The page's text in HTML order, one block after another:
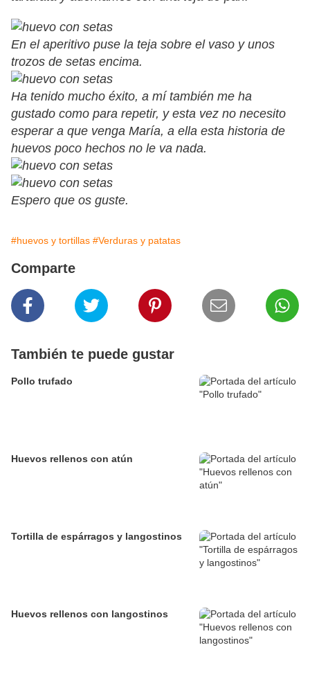
En el aperitivo puse la teja sobre el vaso y unos
trozos de setas encima.
Ha tenido mucho éxito, a mí también me ha
gustado como para repetir, y esta vez no necesito
esperar a que venga María, a ella esta historia de
huevos poco hechos no le va nada.
Espero que os guste.
#huevos y tortillas #Verduras y patatas
Comparte
También te puede gustar
Pollo trufado
Huevos rellenos con atún
Tortilla de espárragos y langostinos
Huevos rellenos con langostinos